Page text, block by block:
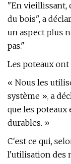
"En vieillissant,
du bois", a
un aspect plus
pas."
Les poteaux
« Nous les
système », a
que les poteaux
durables. »
C'est ce qui,
l'utilisation des